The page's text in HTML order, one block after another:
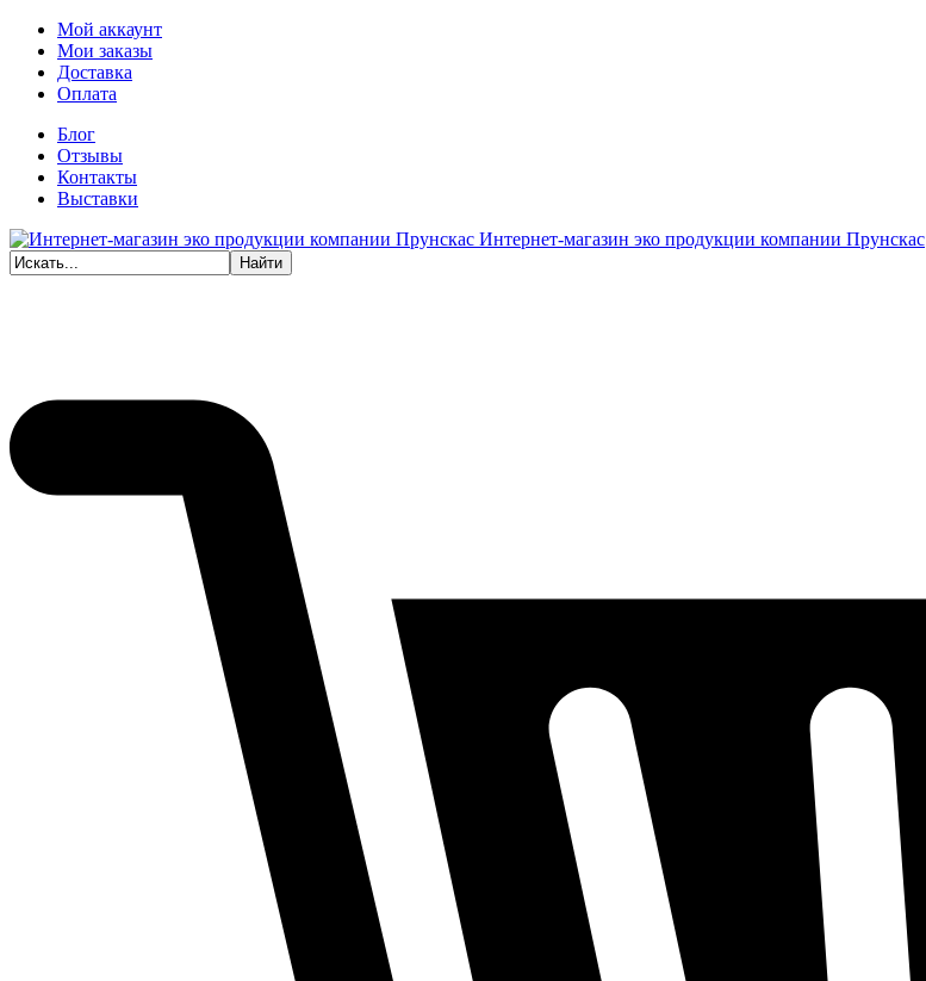
Мой аккаунт
Мои заказы
Доставка
Оплата
Блог
Отзывы
Контакты
Выставки
Интернет-магазин эко продукции компании Прунскас